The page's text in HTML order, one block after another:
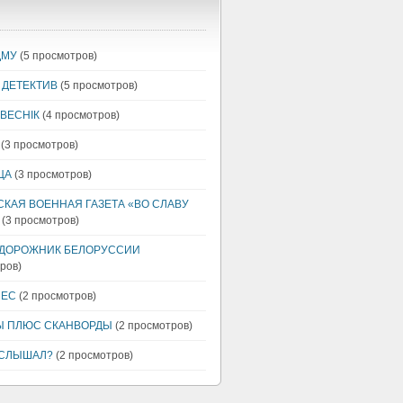
(5 просмотров)
(5 просмотров)
(4 просмотров)
просмотров)
(3 просмотров)
ВОЕННАЯ ГАЗЕТА «ВО СЛАВУ
(3 просмотров)
БЕЛОРУССИИ
(2 просмотров)
ПЛЮС СКАНВОРДЫ (2 просмотров)
(2 просмотров)